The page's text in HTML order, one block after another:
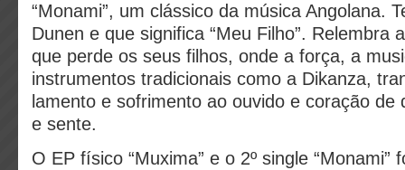
“Monami”, um clássico da música Angolana.
Dunen e que significa “Meu Filho”. Relembra
que perde os seus filhos, onde a força, a
instrumentos tradicionais como a Dikanza,
lamento e sofrimento ao ouvido e coração de
e sente.
O EP físico “Muxima” e o 2º single “Monami”